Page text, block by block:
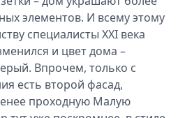
элементов. И всему этому
специалисты XXI века
и цвет дома –
Впрочем, только с
есть второй фасад,
проходную Малую